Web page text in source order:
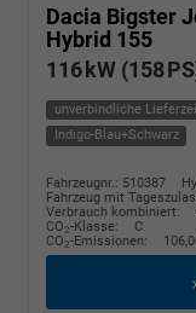
Dacia Bigster
Hybrid 155
116 kW (158
unverbindliche
Indigo-Blau+Schwarz
Fahrzeugnr.: 510387
Fahrzeug mit
Verbrauch kombiniert:
CO2-Klasse:
C
CO2-Emissionen: